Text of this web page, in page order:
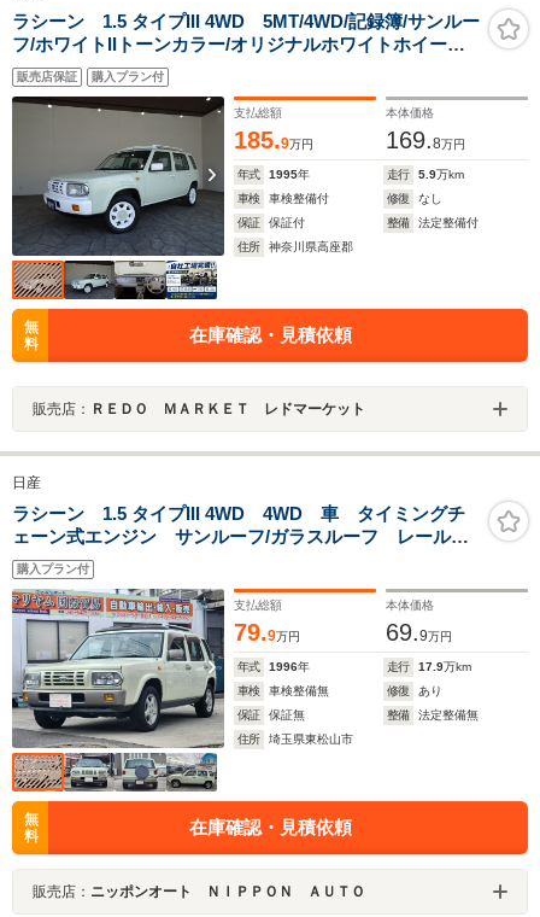
ラシーン 1.5 タイプIII 4WD 5MT/4WD/記録簿/サンルー
フ/ホワイトIIトーンカラー/オリジナルホワイトホイール/
新品ナビTV/前後ドライブレコーダー/ルーフレール/エア
コン/パワステ/パワーウィンドウ/エアバッグ/
販売店保証 購入プラン付
支払総額
185.9万円
本体価格
169.8万円
年式 1995年 走行 5.9万km
車検
車検整備付 修復
なし
保証
保証付 整備
法定整備付
住所
神奈川県高座郡
無
料
在庫確認・見積依頼
販売店： ＲＥＤＯ ＭＡＲＫＥＴ レドマーケット
日産
ラシーン 1.5 タイプIII 4WD 4WD 車 タイミングチ
ェーン式エンジン サンルーフ/ガラスルーフ レール
アルミホイール
購入プラン付
支払総額
79.9万円
本体価格
69.9万円
年式 1996年 走行 17.9万km
車検
車検整備無 修復
あり
保証
保証無 整備
法定整備無
住所
埼玉県東松山市
無
料
在庫確認・見積依頼
販売店： ニッポンオート ＮＩＰＰＯＮ ＡＵＴＯ